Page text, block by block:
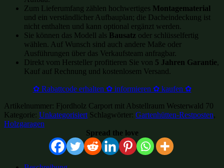
Zum Lieferumfang zählen hochwertiges Montagematerial
und ein verständlicher Aufbauplan; die Dacheindeckung ist
nicht enthalten und kann optional ergänzt werden.
Sie können das Modell als Bausatz oder schlüsselfertig
wählen. Auf Wunsch sind auch andere Maße oder
Ausführungen über das Verkaufsteam anfragbar.
Direkt vom Hersteller profitieren Sie von 5 Jahren Garantie,
Kauf auf Rechnung und kostenlosem Versand.
✿ Rabattcode erhalten ✿ informieren ✿ kaufen ✿
Artikelnummer: Fjordholz Carport mit Abstellraum Westerwald 70
Kategorie: Unkategorisiert Schlagwörter: Gartenhütten-Restposten,
Holzgaragen
Spread the love